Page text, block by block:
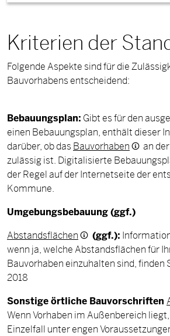
Kriterien der
Folgende Aspekte sind für die
Bauvorhabens entscheidend:
Bebauungsplan: Gibt es für den
einen Bebauungsplan, enthält dieser
darüber, ob das Bauvorhaben
an
zulässig ist. Digitalisierte
der Regel auf der Internetseite der
Kommune.
Umgebungsbebauung (ggf.)
Abstandsflächen
(ggf.):
wenn ja, welche Abstandsflächen für
Bauvorhaben einzuhalten sind, finden
2018
Sonstige örtliche Bauvorschriften
Wenn Vorhaben im Außenbereich
Einzelfall unter engen